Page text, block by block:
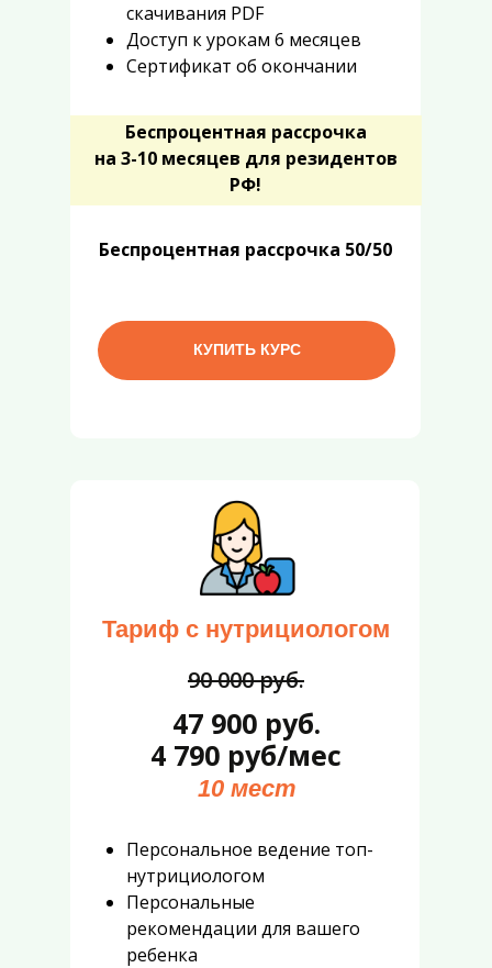
Тариф с нутрициологом
КУПИТЬ КУРС
Беспроцентная рассрочка
на 3-10 месяцев для резидентов
РФ!
90 000 руб.
скачивания PDF
Доступ к урокам 6 месяцев
Сертификат об окончании
Персональное ведение топ-
нутрициологом
Персональные
рекомендации для вашего
ребенка
Беспроцентная рассрочка 50/50
47 900 руб.
10 мест
4 790 руб/мес